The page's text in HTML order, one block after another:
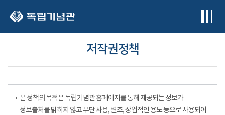
저작권정책
본 정책의 목적은 독립기념관 홈페이지를 통해 제공되는 정보가
정보출처를 밝히지 않고 무단 사용, 변조, 상업적인 용도 등으로 사용되어